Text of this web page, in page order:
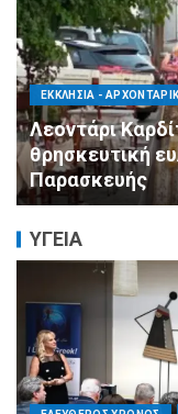
ΑΓΙΟΣ ΔΗΜΗΤΡΙΟΣ
Η Εθελοντική
πλευρό των
ΥΓΕΙΑ